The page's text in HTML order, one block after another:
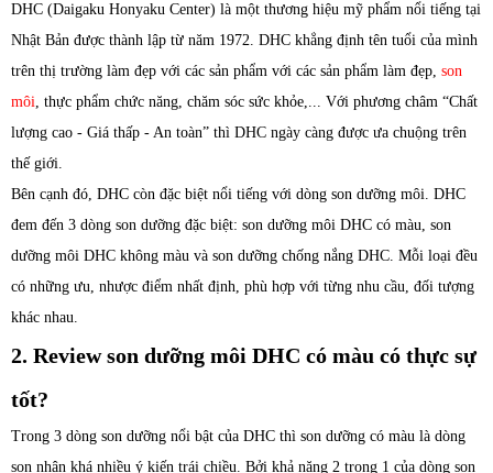
DHC (Daigaku Honyaku Center) là một thương hiệu mỹ phẩm nổi tiếng tại
Nhật Bản được thành lập từ năm 1972. DHC khẳng định tên tuổi của mình
trên thị trường làm đẹp với các sản phẩm với các sản phẩm làm đẹp, son
môi, thực phẩm chức năng, chăm sóc sức khỏe,... Với phương châm “Chất
lượng cao - Giá thấp - An toàn” thì DHC ngày càng được ưa chuộng trên
thế giới.
Bên cạnh đó, DHC còn đặc biệt nổi tiếng với dòng son dưỡng môi. DHC
đem đến 3 dòng son dưỡng đặc biệt: son dưỡng môi DHC có màu, son
dưỡng môi DHC không màu và son dưỡng chống nắng DHC. Mỗi loại đều
có những ưu, nhược điểm nhất định, phù hợp với từng nhu cầu, đối tượng
khác nhau.
2. Review son dưỡng môi DHC có màu có thực sự
tốt?
Trong 3 dòng son dưỡng nổi bật của DHC thì son dưỡng có màu là dòng
son nhận khá nhiều ý kiến trái chiều. Bởi khả năng 2 trong 1 của dòng son